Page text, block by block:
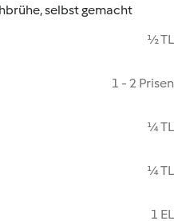
selbst gemacht
½ TL
1 - 2 Prisen
¼ TL
¼ TL
1 EL